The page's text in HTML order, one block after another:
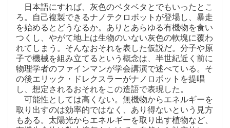
日本語にすれば、灰色のベタベタとでもいったとこ
ろ。自己複製できるナノテクロボットが登場し、暴走
を始めるとどうなるか。ありとあらゆる有機物を食い
つくし、やがて地上は生物のいない灰色の軟塊に覆わ
れてしまう。そんなおそれを表した仮説だ。分子や原
子で機械を組み立てるという概念は、半世紀近く前に
物理学者のファインマンが学会講演で述べている。そ
の後エリック・ドレクスラーがナノロボットを提唱
し、想定されるおそれをこの造語で表現した。
可能性としては高くない。無機物からエネルギーを
取り出すのは効率的ではなく、あり得ないという見方
もある。太陽光からエネルギーを取り出す植物など、